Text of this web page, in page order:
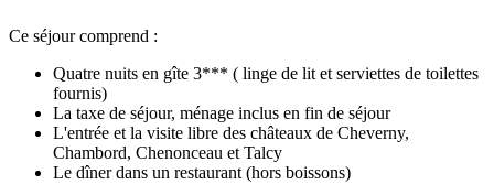
Ce séjour comprend :
Quatre nuits en gîte 3*** ( linge de lit et serviettes de toilettes
fournis)
La taxe de séjour, ménage inclus en fin de séjour
L'entrée et la visite libre des châteaux de Cheverny,
Chambord, Chenonceau et Talcy
Le dîner dans un restaurant (hors boissons)